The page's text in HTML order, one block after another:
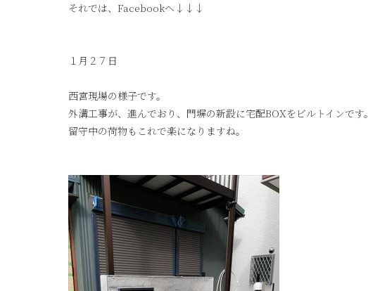
それでは、Facebookへ↓↓↓
１月２７日
西宮現場の様子です。
外溝工事が、進んでおり、門塀の新設に宅配BOXをビルトインです。
留守中の荷物もこれで楽になりますね。